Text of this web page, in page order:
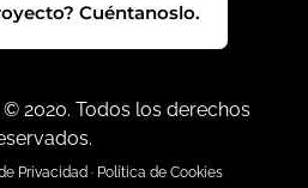
Cuéntanoslo.
© 2020. Todos los derechos
Privacidad · Política de Cookies